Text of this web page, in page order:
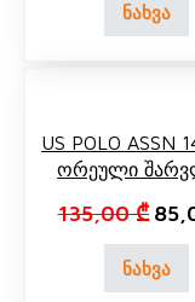
ნახვა
US POLO ASSN
Ორეული
135,00₾
ნახვა